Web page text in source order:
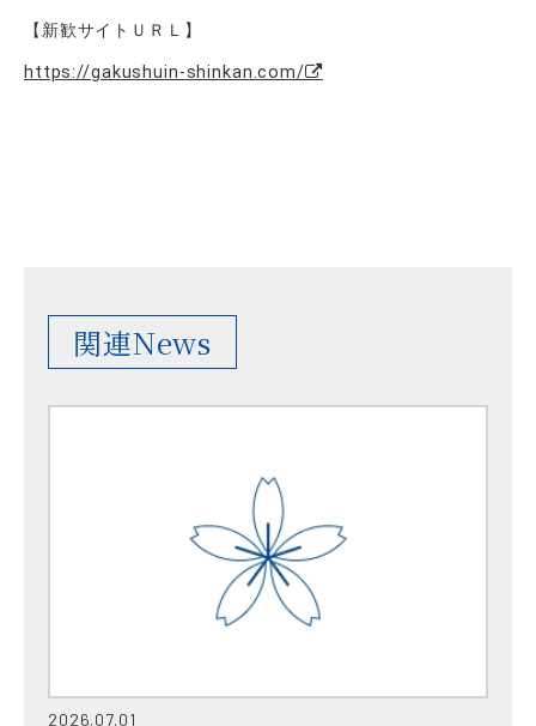
【新歓サイトＵＲＬ】
https://gakushuin-shinkan.com/
関連News
2026.07.01